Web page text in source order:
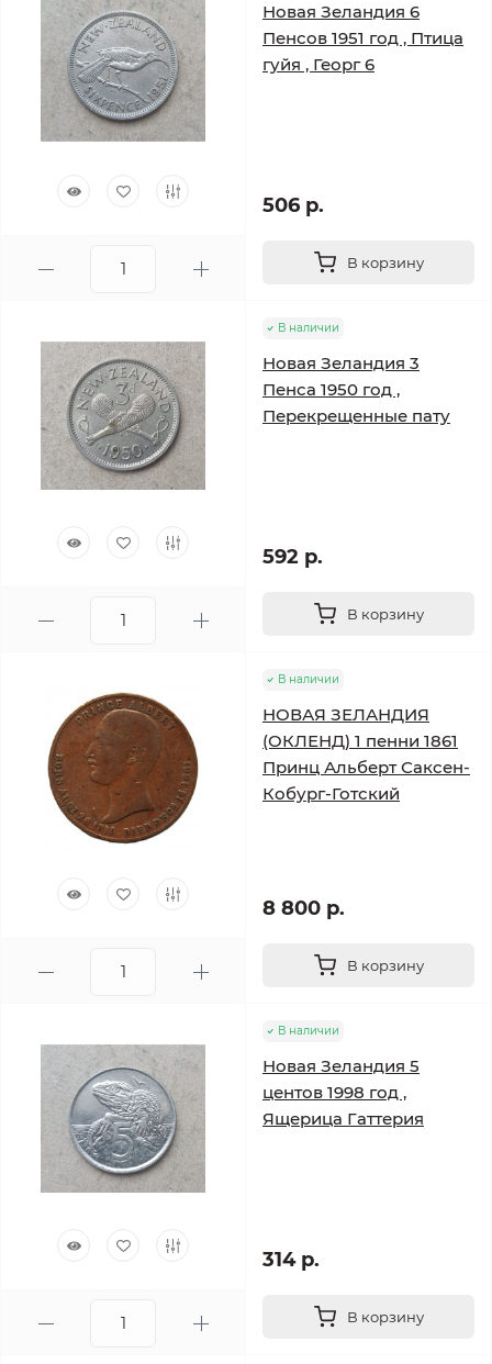
Новая Зеландия 6
Пенсов 1951 год , Птица
гуйя , Георг 6
506 р.
В корзину
В наличии
Новая Зеландия 3
Пенса 1950 год ,
Перекрещенные пату
592 р.
В корзину
В наличии
НОВАЯ ЗЕЛАНДИЯ
(ОКЛЕНД) 1 пенни 1861
Принц Альберт Саксен-
Кобург-Готский
8 800 р.
В корзину
В наличии
Новая Зеландия 5
центов 1998 год ,
Ящерица Гаттерия
314 р.
В корзину